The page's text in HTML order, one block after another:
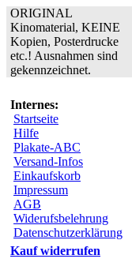
ORIGINAL
Kinomaterial, KEINE
Kopien, Posterdrucke
etc.! Ausnahmen sind
gekennzeichnet.
Internes:
Startseite
Hilfe
Plakate-ABC
Versand-Infos
Einkaufskorb
Impressum
AGB
Widerufsbelehrung
Datenschutzerklärung
Kauf widerrufen